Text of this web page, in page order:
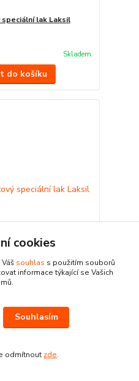
lak Laksil
Skladem
do košíku
Skladem
do košíku
cookies
souhlas s použitím souborů
informace týkající se Vašich
Souhlasím
odmítnout zde.